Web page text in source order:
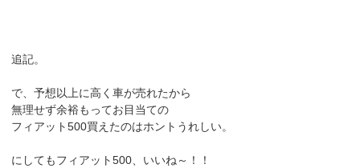
追記。
で、予想以上に高く車が売れたから
無理せず余裕もってお目当ての
フィアット500買えたのはホントうれしい。
にしてもフィアット500、いいね～！！